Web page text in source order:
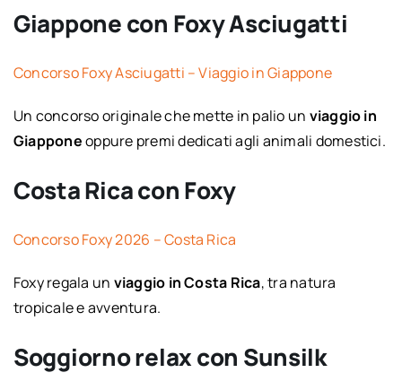
Giappone con Foxy Asciugatti
Concorso Foxy Asciugatti – Viaggio in Giappone
Un concorso originale che mette in palio un viaggio in
Giapponeoppure premi dedicati agli animali domestici.
Costa Rica con Foxy
Concorso Foxy 2026 – Costa Rica
Foxy regala un viaggio in Costa Rica, tra natura
tropicale e avventura.
Soggiorno relax con Sunsilk